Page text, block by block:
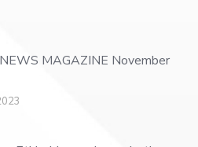
MAGAZINE November